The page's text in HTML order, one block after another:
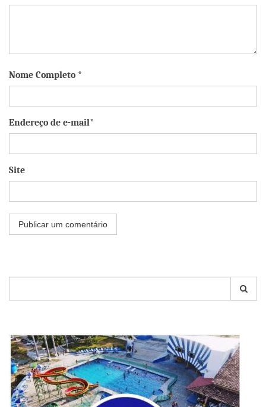
Nome Completo *
Endereço de e-mail*
Site
por: